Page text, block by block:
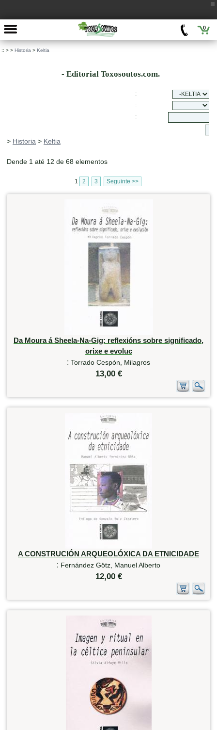
0
:: > > Historia > Keltia
- Editorial Toxosoutos.com.
:
:
:
> Historia > Keltia
Dende 1 até 12 de 68 elementos
1 2 3 Seguinte >>
Da Moura á Sheela-Na-Gig: reflexións sobre significado,
orixe e evoluc
: Torrado Cespón, Milagros
13,00 €
A CONSTRUCIÓN ARQUEOLÓXICA DA ETNICIDADE
: Fernández Götz, Manuel Alberto
12,00 €